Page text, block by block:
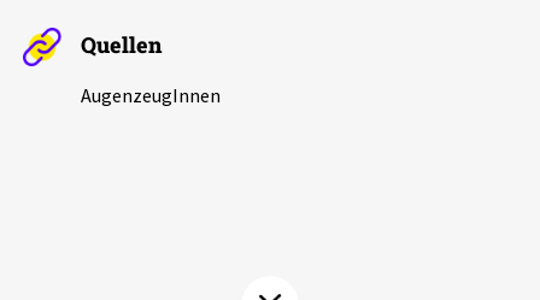
Unterstützer_innen
Quellen
AugenzeugInnen